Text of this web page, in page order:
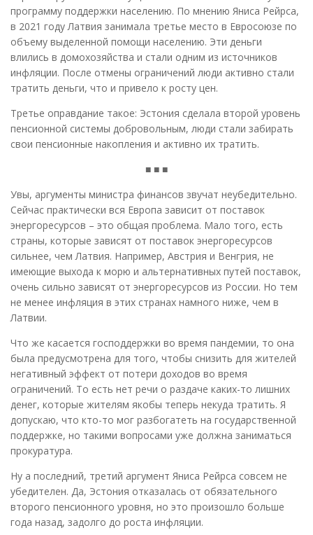
программу поддержки населению. По мнению Яниса Рейрса,
в 2021 году Латвия занимала третье место в Евросоюзе по
объему выделенной помощи населению. Эти деньги
влились в домохозяйства и стали одним из источников
инфляции. После отмены ограничений люди активно стали
тратить деньги, что и привело к росту цен.
Третье оправдание такое: Эстония сделала второй уровень
пенсионной системы добровольным, люди стали забирать
свои пенсионные накопления и активно их тратить.
■ ■ ■
Увы, аргументы министра финансов звучат неубедительно.
Сейчас практически вся Европа зависит от поставок
энергоресурсов – это общая проблема. Мало того, есть
страны, которые зависят от поставок энергоресурсов
сильнее, чем Латвия. Например, Австрия и Венгрия, не
имеющие выхода к морю и альтернативных путей поставок,
очень сильно зависят от энергоресурсов из России. Но тем
не менее инфляция в этих странах намного ниже, чем в
Латвии.
Что же касается господдержки во время пандемии, то она
была предусмотрена для того, чтобы снизить для жителей
негативный эффект от потери доходов во время
ограничений. То есть нет речи о раздаче каких-то лишних
денег, которые жителям якобы теперь некуда тратить. Я
допускаю, что кто-то мог разбогатеть на государственной
поддержке, но такими вопросами уже должна заниматься
прокуратура.
Ну а последний, третий аргумент Яниса Рейрса совсем не
убедителен. Да, Эстония отказалась от обязательного
второго пенсионного уровня, но это произошло больше
года назад, задолго до роста инфляции.